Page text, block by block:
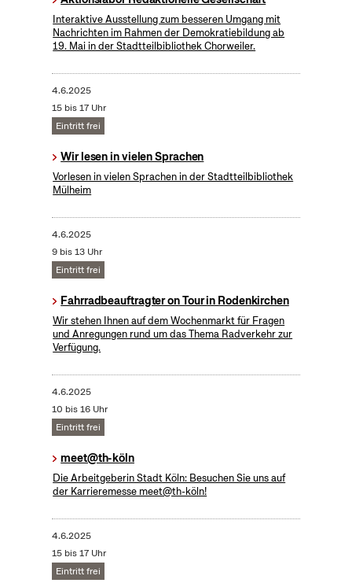
Interaktive Ausstellung zum besseren Umgang mit
Nachrichten im Rahmen der Demokratiebildung ab
19. Mai in der Stadtteilbibliothek Chorweiler.
4.6.2025
15 bis 17 Uhr
Eintritt frei
Wir lesen in vielen Sprachen
Vorlesen in vielen Sprachen in der Stadtteilbibliothek
Mülheim
4.6.2025
9 bis 13 Uhr
Eintritt frei
Fahrradbeauftragter on Tour in Rodenkirchen
Wir stehen Ihnen auf dem Wochenmarkt für Fragen
und Anregungen rund um das Thema Radverkehr zur
Verfügung.
4.6.2025
10 bis 16 Uhr
Eintritt frei
meet@th-köln
Die Arbeitgeberin Stadt Köln: Besuchen Sie uns auf
der Karrieremesse meet@th-köln!
4.6.2025
15 bis 17 Uhr
Eintritt frei